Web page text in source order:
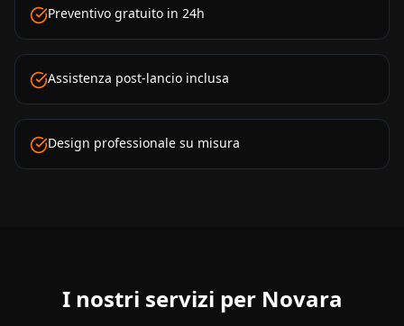
Preventivo gratuito in 24h
Assistenza post-lancio inclusa
Design professionale su misura
I nostri servizi per Novara